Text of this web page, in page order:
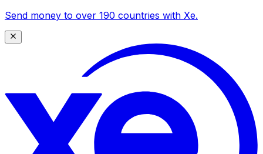
Send money to over 190 countries with Xe.